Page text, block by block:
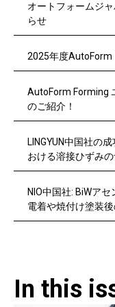
オートフォームジ
らせ
2025年度AutoForm
AutoForm Forming
のご紹介！
LINGYUN中国社の
おける溶接ひずみ
NIO中国社: BiWア
電着や焼付け塗装
In this